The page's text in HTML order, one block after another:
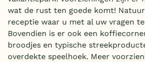
wat de rust ten goede komt!
receptie waar u met al uw vragen
Bovendien is er ook een
broodjes en typische
overdekte speelhoek. Meer